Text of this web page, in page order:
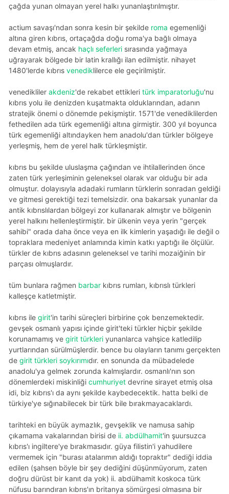
çağda yunan olmayan yerel halkı yunanlaştırılmıştır.
actium savaşı'ndan sonra kesin bir şekilde roma egemenliği
altına giren kıbrıs, ortaçağda doğu roma'ya bağlı olmaya
devam etmiş, ancak haçlı seferleri sırasında yağmaya
uğrayarak bölgede bir latin krallığı ilan edilmiştir. nihayet
1480'lerde kıbrıs venediklilerce ele geçirilmiştir.
venedikliler akdeniz'de rekabet ettikleri türk imparatorluğu'nu
kıbrıs yolu ile denizden kuşatmakta olduklarından, adanın
stratejik önemi o dönemde pekişmiştir. 1571'de venediklilerden
fethedilen ada türk egemenliği altına girmiştir. 300 yıl boyunca
türk egemenliği altındayken hem anadolu'dan türkler bölgeye
yerleşmiş, hem de yerel halk türkleşmiştir.
kıbrıs bu şekilde uluslaşma çağından ve ihtilallerinden önce
zaten türk yerleşiminin geleneksel olarak var olduğu bir ada
olmuştur. dolayısıyla adadaki rumların türklerin sonradan geldiği
ve gitmesi gerektiği tezi temelsizdir. ona bakarsak yunanlar da
antik kıbrıslılardan bölgeyi zor kullanarak almıştır ve bölgenin
yerel halkını hellenleştirmiştir. bir ülkenin veya yerin "gerçek
sahibi" orada daha önce veya en ilk kimlerin yaşadığı ile değil o
topraklara medeniyet anlamında kimin katkı yaptığı ile ölçülür.
türkler de kıbrıs adasının geleneksel ve tarihi mozaiğinin bir
parçası olmuşlardır.
tüm bunlara rağmen barbar kıbrıs rumları, kıbrıslı türkleri
kalleşçe katletmiştir.
kıbrıs ile girit'in tarihi süreçleri birbirine çok benzemektedir.
gevşek osmanlı yapısı içinde girit'teki türkler hiçbir şekilde
korunamamış ve girit türkleri yunanlarca vahşice katledilip
yurtlarından sürülmüşlerdir. bence bu olayların tanımı gerçekten
de girit türkleri soykırımıdır. en sonunda da mübadelede
anadolu'ya gelmek zorunda kalmışlardır. osmanlı'nın son
dönemlerdeki miskinliği cumhuriyet devrine sirayet etmiş olsa
idi, biz kıbrıs'ı da aynı şekilde kaybedecektik. hatta belki de
türkiye'ye sığınabilecek bir türk bile bırakmayacaklardı.
tarihteki en büyük aymazlık, gevşeklik ve namusa sahip
çıkamama vakalarından birisi de ii. abdülhamit'in şuursuzca
kıbrıs'ı ingiltere'ye bırakmasıdır. güya filistin'i yahudilere
vermemek için "burası atalarımın aldığı topraktır" dediği iddia
edilen (şahsen böyle bir şey dediğini düşünmüyorum, zaten
doğru dürüst bir kanıt da yok) ii. abdülhamit koskoca türk
nüfusu barındıran kıbrıs'ın britanya sömürgesi olmasına bir